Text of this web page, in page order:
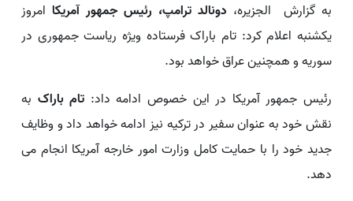
به گزارش الجزیره، دونالد ترامپ، رئیس جمهور آمریکا امروز
یکشنبه اعلام کرد: تام باراک فرستاده ویژه ریاست جمهوری در
سوریه و همچنین عراق خواهد بود.
رئیس جمهور آمریکا در این خصوص ادامه داد: تام باراک به
نقش خود به عنوان سفیر در ترکیه نیز ادامه خواهد داد و وظایف
جدید خود را با حمایت کامل وزارت امور خارجه آمریکا انجام می
دهد.